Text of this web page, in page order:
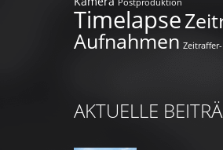
Timelapse
Aufnahmen
AKTUELLE